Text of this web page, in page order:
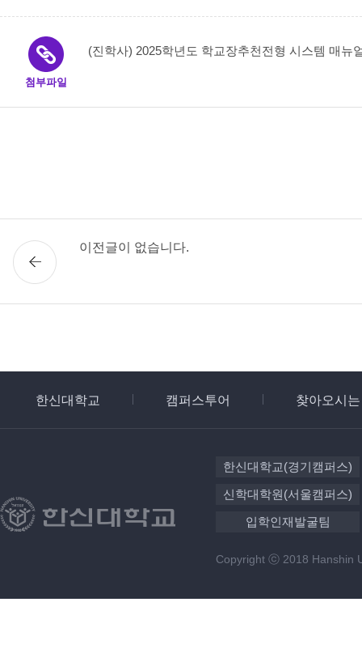
첨부파일
(진학사) 2025학년도 학교장추천전형 시스템 매뉴
이전글이 없습니다.
한신대학교 캠퍼스투어 찾아오시
한신대학교(경기캠퍼스)
신학대학원(서울캠퍼스)
입학인재발굴팀
Copyright ⓒ 2018 Hanshin